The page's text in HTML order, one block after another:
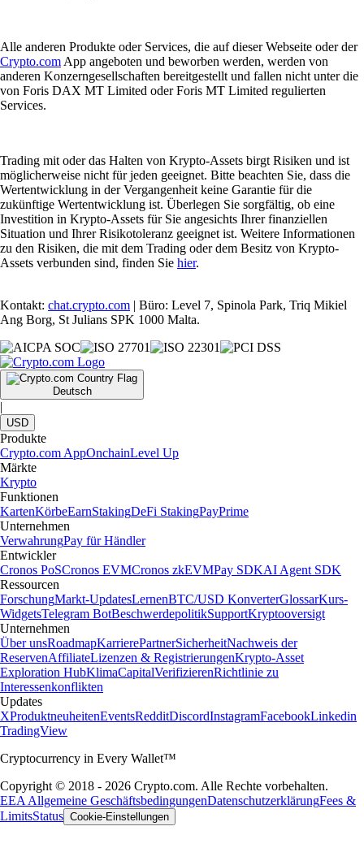
Alle anderen Produkte oder Services, die auf dieser Webseite oder der
Crypto.comApp angeboten und beworben werden, werden von
anderen Konzerngesellschaften bereitgestellt und fallen nicht unter die
von Foris DAX MT Limited oder Foris MT Limited regulierten
Services.
Trading mit oder das Halten von Krypto-Assets birgt Risiken und ist
möglicherweise nicht für jeden geeignet. Bitte beachten Sie, dass die
Wertentwicklung in der Vergangenheit keine Garantie für die
zukünftige Wertentwicklung ist. Überlegen Sie sorgfältig, ob eine
Investition in Krypto-Assets für Sie angesichts Ihrer finanziellen
Situation und Ihrer Risikotoleranz geeignet ist. Weitere Informationen
zu den Risiken, die mit dem Trading oder dem Besitz von Krypto-
Assets verbunden sind, finden Sie hier.
Kontakt: chat.crypto.com | Büro: Level 7, Spinola Park, Triq Mikiel
Ang Borg, St Julians SPK 1000 Malta.
Deutsch
|
USD
Produkte
Crypto.com AppOnchainLevel Up
Märkte
Krypto
Funktionen
KartenKörbeEarnStakingDeFi StakingPayPrime
Unternehmen
VerwahrungPay für Händler
Entwickler
Cronos PoSCronos EVMCronos zkEVMPay SDKAI Agent SDK
Ressourcen
ForschungMarkt-UpdatesLernenBTC/USD KonverterGlossarKurs-
WidgetsTelegram BotBeschwerdepolitikSupportKryptooversigt
Unternehmen
Über unsRoadmapKarrierePartnerSicherheitNachweis der
ReservenAffiliateLizenzen & RegistrierungenKrypto-Asset
Exploration HubKlimaCapitalVerifizierenRichtlinie zu
Interessenkonflikten
Updates
XProduktneuheitenEventsRedditDiscordInstagramFacebookLinkedin
TradingView
Cryptocurrency in Every Wallet™
Copyright © 2018 - 2026 Crypto.com. Alle Rechte vorbehalten.
EEA Allgemeine GeschäftsbedingungenDatenschutzerklärungFees &
LimitsStatus Cookie-Einstellungen